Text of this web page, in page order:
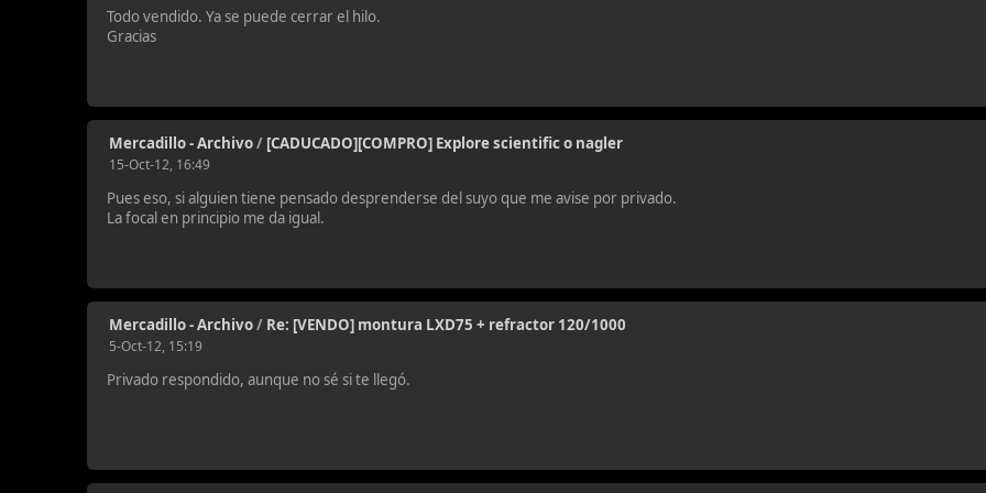
Todo vendido. Ya se puede cerrar el hilo.
Gracias
Mercadillo - Archivo/ [CADUCADO][COMPRO] Explore scientific o nagler
15-Oct-12, 16:49
Pues eso, si alguien tiene pensado desprenderse del suyo que me avise por privado.
La focal en principio me da igual.
Mercadillo - Archivo/ Re: [VENDO] montura LXD75 + refractor 120/1000
5-Oct-12, 15:19
Privado respondido, aunque no sé si te llegó.